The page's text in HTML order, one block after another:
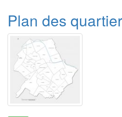
Plan des